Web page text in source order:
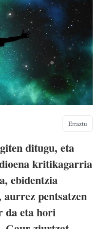
Erraztu
ditugu, eta
kritikagarria
ebidentzia
pentsatzen
da eta hori